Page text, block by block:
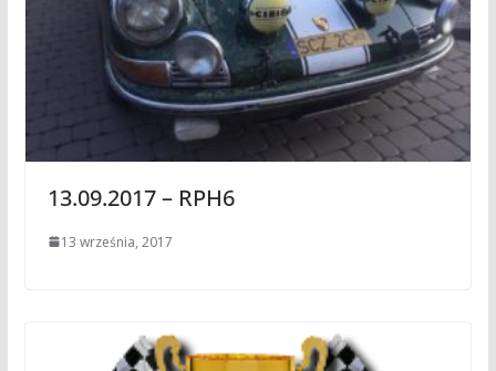
13.09.2017 – RPH6
13 września, 2017